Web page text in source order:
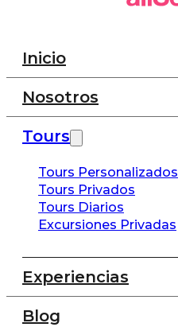
Inicio
Nosotros
Tours
Tours Personalizados
Tours Privados
Tours Diarios
Excursiones Privadas
Experiencias
Blog